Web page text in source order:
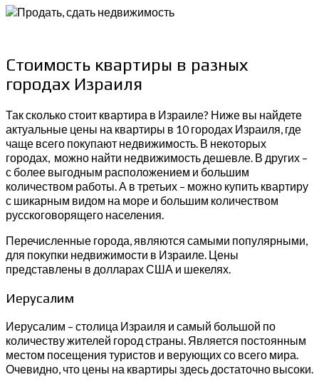
Стоимость квартиры в разных
городах Израиля
Так сколько стоит квартира в Израиле? Ниже вы найдете
актуальные цены на квартиры в 10 городах Израиля, где
чаще всего покупают недвижимость. В некоторых
городах, можно найти недвижимость дешевле. В других –
с более выгодным расположением и большим
количеством работы. А в третьих – можно купить квартиру
с шикарным видом на море и большим количеством
русскоговорящего населения.
Перечисленные города, являются самыми популярными,
для покупки недвижимости в Израиле. Цены
представлены в долларах США и шекелях.
Иерусалим
Иерусалим – столица Израиля и самый большой по
количеству жителей город страны. Является постоянным
местом посещения туристов и верующих со всего мира.
Очевидно, что цены на квартиры здесь достаточно высоки.